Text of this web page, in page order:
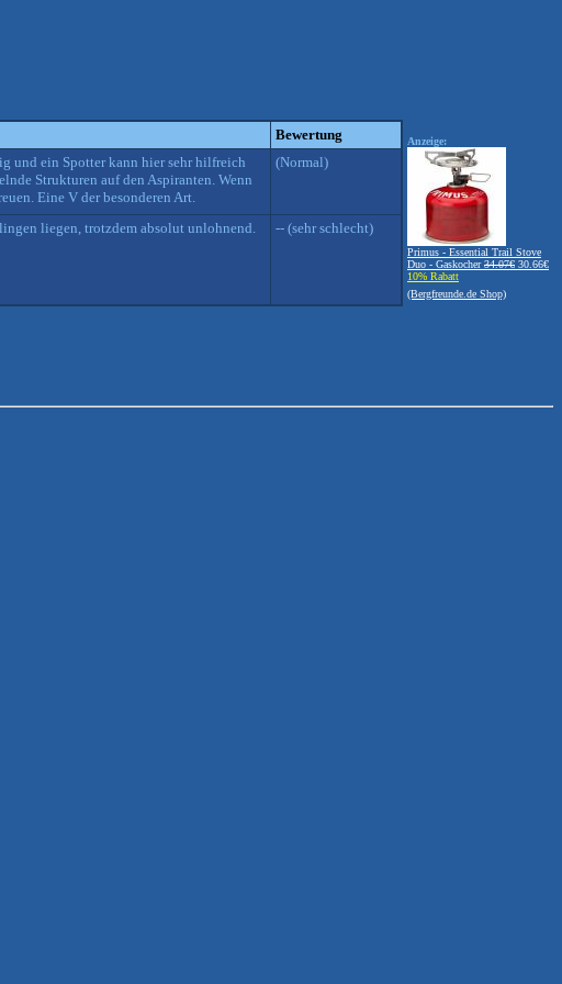
Bewertung
und ein Spotter kann hier sehr hilfreich
Strukturen auf den Aspiranten. Wenn
Eine V der besonderen Art.
(Normal)
liegen, trotzdem absolut unlohnend. -- (sehr schlecht)
Anzeige:
Primus - Essential Trail Stove
Duo - Gaskocher34.07€ 30.66€
10% Rabatt
(Bergfreunde.de Shop)